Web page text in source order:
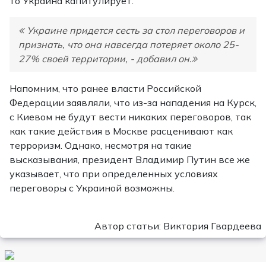
Украине придется сесть за стол переговоров и
признать, что она навсегда потеряет около 25-
27% своей территории, - добавил он.
Напомним, что ранее власти Российской
Федерации заявляли, что из-за нападения на Курск,
с Киевом не будут вести никаких переговоров, так
как такие действия в Москве расценивают как
терроризм. Однако, несмотря на такие
высказывания, президент Владимир Путин все же
указывает, что при определенных условиях
переговоры с Украиной возможны.
Автор статьи: Виктория Гвардеева